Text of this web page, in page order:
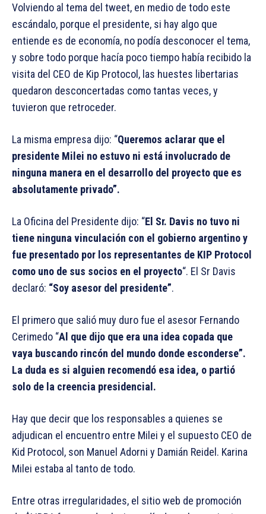
Volviendo al tema del tweet, en medio de todo este
escándalo, porque el presidente, si hay algo que
entiende es de economía, no podía desconocer el tema,
y sobre todo porque hacía poco tiempo había recibido la
visita del CEO de Kip Protocol, las huestes libertarias
quedaron desconcertadas como tantas veces, y
tuvieron que retroceder.
La misma empresa dijo: “Queremos aclarar que el
presidente Milei no estuvo ni está involucrado de
ninguna manera en el desarrollo del proyecto que es
absolutamente privado”.
La Oficina del Presidente dijo: “El Sr. Davis no tuvo ni
tiene ninguna vinculación con el gobierno argentino y
fue presentado por los representantes de KIP Protocol
como uno de sus socios en el proyecto“. El Sr Davis
declaró: “Soy asesor del presidente”.
El primero que salió muy duro fue el asesor Fernando
Cerimedo “Al que dijo que era una idea copada que
vaya buscando rincón del mundo donde esconderse”.
La duda es si alguien recomendó esa idea, o partió
solo de la creencia presidencial.
Hay que decir que los responsables a quienes se
adjudican el encuentro entre Milei y el supuesto CEO de
Kid Protocol, son Manuel Adorni y Damián Reidel. Karina
Milei estaba al tanto de todo.
Entre otras irregularidades, el sitio web de promoción